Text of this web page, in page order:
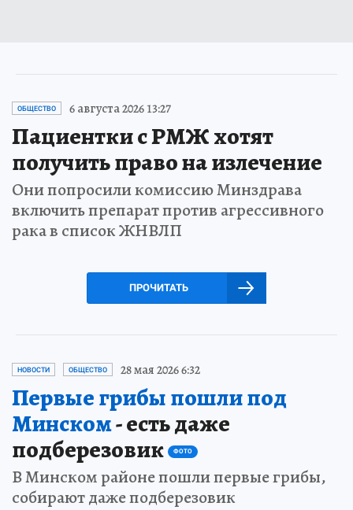
ОБЩЕСТВО 6 августа 2026 13:27
Пациентки с РМЖ хотят
получить право на излечение
Они попросили комиссию Минздрава
включить препарат против агрессивного
рака в список ЖНВЛП
ПРОЧИТАТЬ
НОВОСТИ ОБЩЕСТВО 28 мая 2026 6:32
Первые грибы пошли под
Минском- есть даже
подберезовик
ФОТО
В Минском районе пошли первые грибы,
собирают даже подберезовик